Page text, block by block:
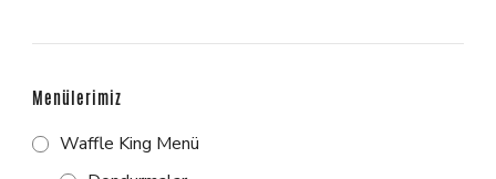
Menülerimiz
Waffle King Menü